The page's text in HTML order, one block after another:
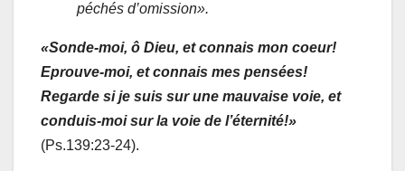
péchés d’omission».
«Sonde-moi, ô Dieu, et connais mon coeur!
Eprouve-moi, et connais mes pensées!
Regarde si je suis sur une mauvaise voie, et
conduis-moi sur la voie de l’éternité!»
(Ps.139:23-24).